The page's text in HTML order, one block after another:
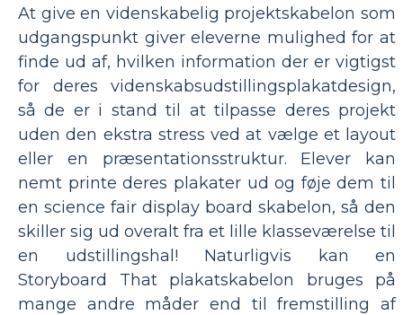
At give en videnskabelig projektskabelon som
udgangspunkt giver eleverne mulighed for at
finde ud af, hvilken information der er vigtigst
for deres videnskabsudstillingsplakatdesign,
så de er i stand til at tilpasse deres projekt
uden den ekstra stress ved at vælge et layout
eller en præsentationsstruktur. Elever kan
nemt printe deres plakater ud og føje dem til
en science fair display board skabelon, så den
skiller sig ud overalt fra et lille klasseværelse til
en udstillingshal! Naturligvis kan en
Storyboard That plakatskabelon bruges på
mange andre måder end til fremstilling af